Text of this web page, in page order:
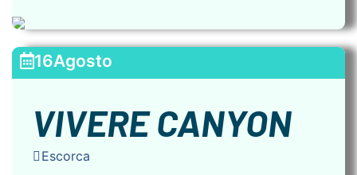
16Agosto
VIVERE CANYON
Escorca